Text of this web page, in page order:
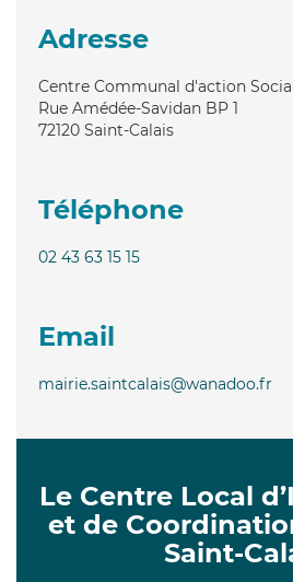
Adresse
Centre Communal d'action
Rue Amédée-Savidan BP 1
72120 Saint-Calais
Téléphone
02 43 63 15 15
Email
mairie.saintcalais@wanadoo.fr
Le Centre Local
et de
Saint-